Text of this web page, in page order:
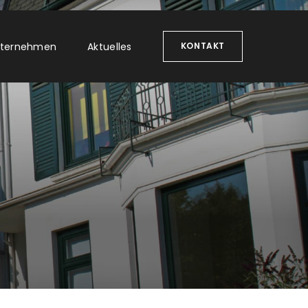
Aktuelles KONTAKT